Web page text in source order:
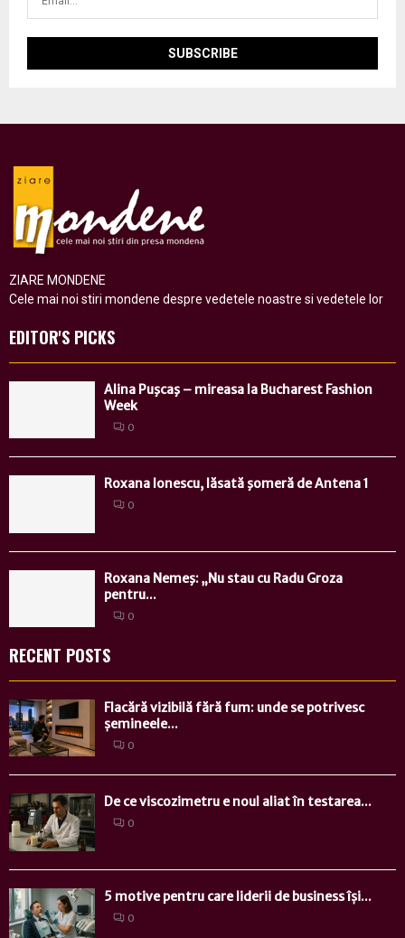
ZIARE MONDENE
Cele mai noi stiri mondene despre vedetele noastre si vedetele lor
EDITOR'S PICKS
Alina Puşcaş – mireasa la Bucharest Fashion
Week
0
Roxana Ionescu, lăsată şomeră de Antena 1
0
Roxana Nemeş: „Nu stau cu Radu Groza
pentru...
0
RECENT POSTS
Flacără vizibilă fără fum: unde se potrivesc
șemineele...
0
De ce viscozimetru e noul aliat în testarea...
0
5 motive pentru care liderii de business își...
0